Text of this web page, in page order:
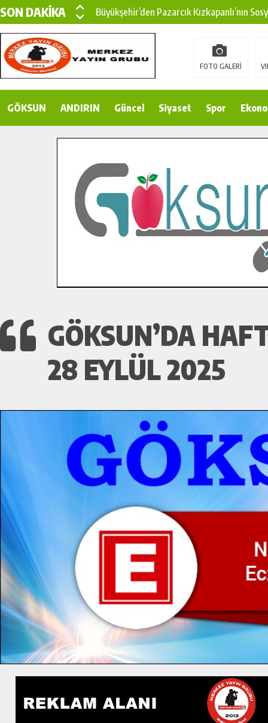
SON DAKİKA
Büyükşehir’den Pazarcık Kızkapanlı’nın
Büyükşehir’den Pazarcık Kırsalına Modern
Çin’den KSÜ’ye Uluslararası Başarı:
Gençler Pusula Maraş Kampında Yeni
İlçe Jandarma Komutanı Karakaya’dan
Bertiz’in Yeni Köprüsünde Sona Doğru.
FOTO GALERİ
GÖKSUN ANDIRIN Güncel Siyaset Spor
GÖKSUN’DA
28 EYLÜL 2025